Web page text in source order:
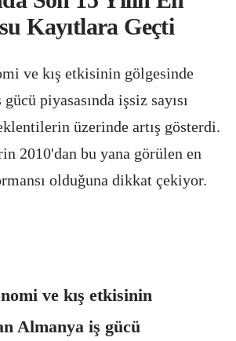
Kayıtlara Geçti
ve kış etkisinin gölgesinde
piyasasında işsiz sayısı
üzerinde artış gösterdi.
2010'dan bu yana görülen en
olduğuna dikkat çekiyor.
ve kış etkisinin
Almanya iş gücü